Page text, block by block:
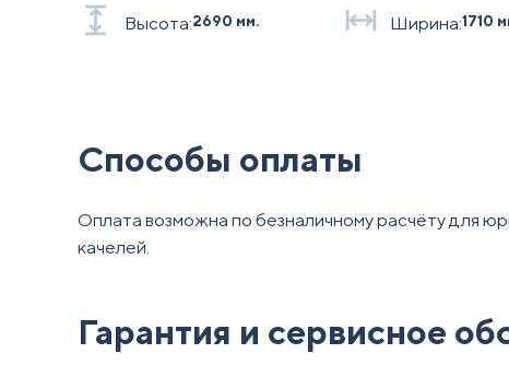
Высота:2690 мм. Ширина:1710
Способы оплаты
Оплата возможна по безналичному расчёту для
качелей.
Гарантия и сервисное